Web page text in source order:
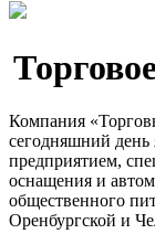
Компания
сегодняшний день
предприятием,
оснащения и
общественного
Оренбургской и